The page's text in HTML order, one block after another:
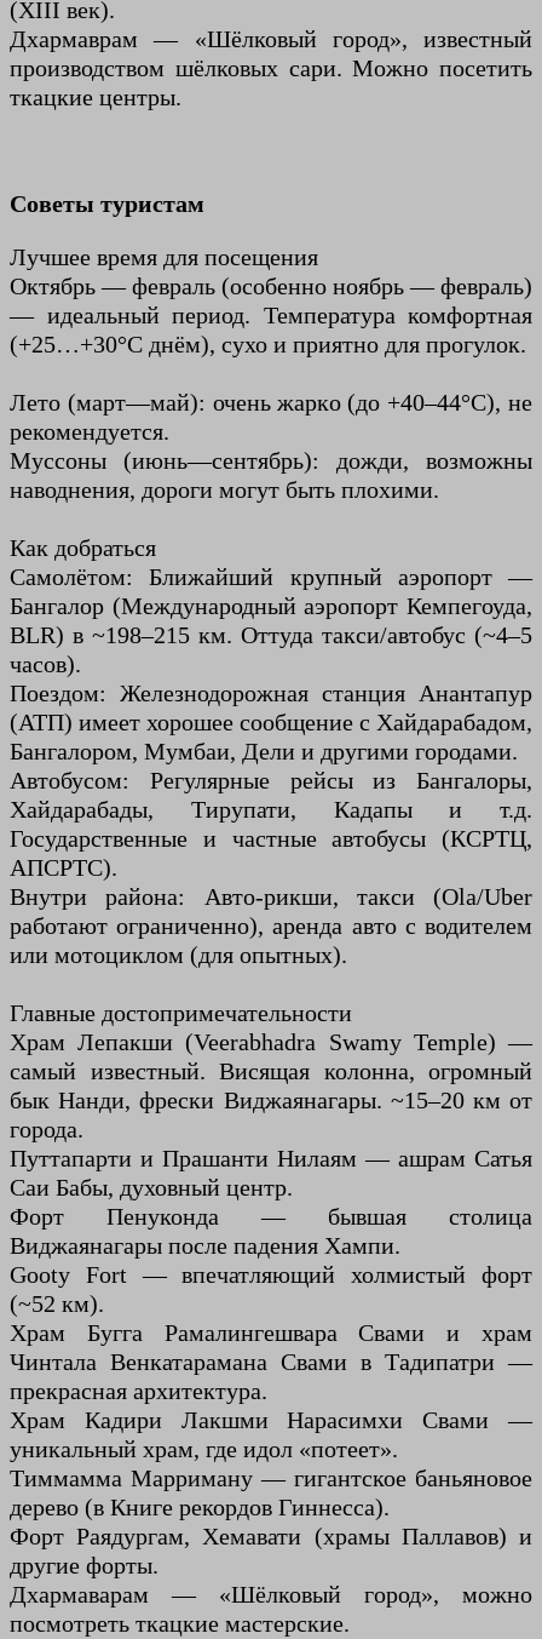
(XIII век).
Дхармаврам — «Шёлковый город», известный
производством шёлковых сари. Можно посетить
ткацкие центры.
Советы туристам
Лучшее время для посещения
Октябрь — февраль (особенно ноябрь — февраль)
— идеальный период. Температура комфортная
(+25…+30°С днём), сухо и приятно для прогулок.
Лето (март—май): очень жарко (до +40–44°C), не
рекомендуется.
Муссоны (июнь—сентябрь): дожди, возможны
наводнения, дороги могут быть плохими.
Как добраться
Самолётом: Ближайший крупный аэропорт —
Бангалор (Международный аэропорт Кемпегоуда,
BLR) в ~198–215 км. Оттуда такси/автобус (~4–5
часов).
Поездом: Железнодорожная станция Анантапур
(АТП) имеет хорошее сообщение с Хайдарабадом,
Бангалором, Мумбаи, Дели и другими городами.
Автобусом: Регулярные рейсы из Бангалоры,
Хайдарабады, Тирупати, Кадапы и т.д.
Государственные и частные автобусы (КСРТЦ,
АПСРТС).
Внутри района: Авто-рикши, такси (Ola/Uber
работают ограниченно), аренда авто с водителем
или мотоциклом (для опытных).
Главные достопримечательности
Храм Лепакши (Veerabhadra Swamy Temple) —
самый известный. Висящая колонна, огромный
бык Нанди, фрески Виджаянагары. ~15–20 км от
города.
Путтапарти и Прашанти Нилаям — ашрам Сатья
Саи Бабы, духовный центр.
Форт Пенуконда — бывшая столица
Виджаянагары после падения Хампи.
Gooty Fort — впечатляющий холмистый форт
(~52 км).
Храм Бугга Рамалингешвара Свами и храм
Чинтала Венкатарамана Свами в Тадипатри —
прекрасная архитектура.
Храм Кадири Лакшми Нарасимхи Свами —
уникальный храм, где идол «потеет».
Тиммамма Марриману — гигантское баньяновое
дерево (в Книге рекордов Гиннесса).
Форт Раядургам, Хемавати (храмы Паллавов) и
другие форты.
Дхармаварам — «Шёлковый город», можно
посмотреть ткацкие мастерские.